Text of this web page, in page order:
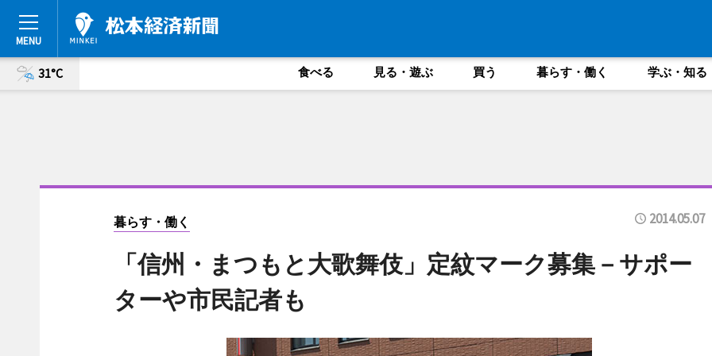
31°C 食べる 見る・遊ぶ 買う 暮らす・働く 学ぶ・知る
暮らす・働く 2014.05.07
「信州・まつもと大歌舞伎」定紋マーク募集－サポー
ターや市民記者も